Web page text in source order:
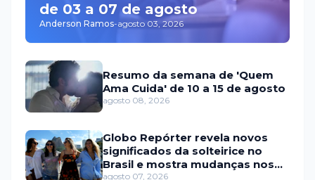
de 03 a 07 de agosto
Anderson Ramos-agosto 03, 2026
Resumo da semana de 'Quem
Ama Cuida' de 10 a 15 de agosto
agosto 08, 2026
Globo Repórter revela novos
significados da solteirice no
Brasil e mostra mudanças nos
agosto 07, 2026